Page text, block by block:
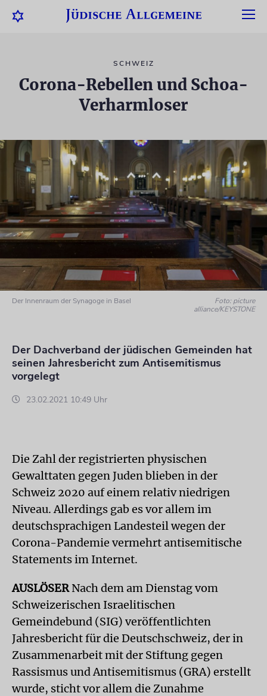
SCHWEIZ
Corona-Rebellen und Schoa-
Verharmloser
Der Innenraum der Synagoge in Basel
Foto: picture
alliance/KEYSTONE
Der Dachverband der jüdischen Gemeinden hat
seinen Jahresbericht zum Antisemitismus
vorgelegt
23.02.2021 10:49 Uhr
Die Zahl der registrierten physischen
Gewalttaten gegen Juden blieben in der
Schweiz 2020 auf einem relativ niedrigen
Niveau. Allerdings gab es vor allem im
deutschsprachigen Landesteil wegen der
Corona-Pandemie vermehrt antisemitische
Statements im Internet.
AUSLÖSERNach dem am Dienstag vom
Schweizerischen Israelitischen
Gemeindebund (SIG) veröffentlichten
Jahresbericht für die Deutschschweiz, der in
Zusammenarbeit mit der Stiftung gegen
Rassismus und Antisemitismus (GRA) erstellt
wurde, sticht vor allem die Zunahme